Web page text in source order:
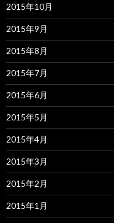
2015年10月
2015年9月
2015年8月
2015年7月
2015年6月
2015年5月
2015年4月
2015年3月
2015年2月
2015年1月